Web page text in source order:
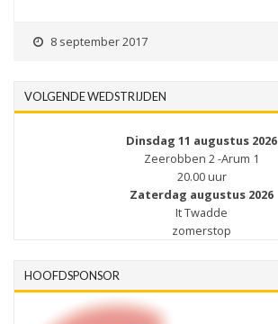
8 september 2017
VOLGENDE WEDSTRIJDEN
Dinsdag 11 augustus 2026
Zeerobben 2 -Arum 1
20.00 uur
Zaterdag augustus 2026
It Twadde
zomerstop
HOOFDSPONSOR